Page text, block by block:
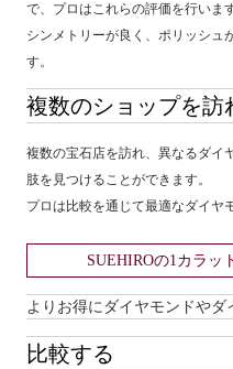
で、プロはこれらの評価を行います
シンメトリーが良く、ポリッシュ
す。
複数のショップを訪
複数の宝石店を訪れ、異なるダイ
肢を見つけることができます。
プロは比較を通じて最適なダイヤ
SUEHIROの1カラッ
よりお得にダイヤモンドやダ
比較する